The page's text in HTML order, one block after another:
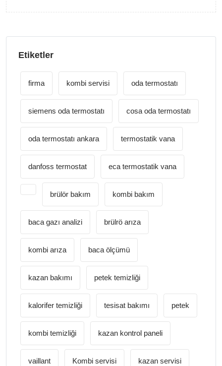
Etiketler
firma kombi servisi oda termostatı
siemens oda termostatı cosa oda termostatı
oda termostatı ankara termostatik vana
danfoss termostat eca termostatik vana
brülör bakım kombi bakım
baca gazı analizi brülrö arıza
kombi arıza baca ölçümü
kazan bakımı petek temizliği
kalorifer temizliği tesisat bakımı petek
kombi temizliği kazan kontrol paneli
vaillant Kombi servisi kazan servisi